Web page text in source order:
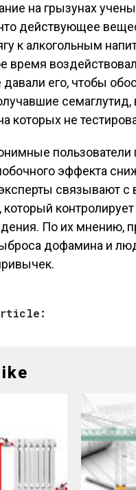
на грызунах
действующее
к алкогольным
время
его, чтобы
которых не
пользователи
эффекта
связывают с
По их мнению,
дофамина и